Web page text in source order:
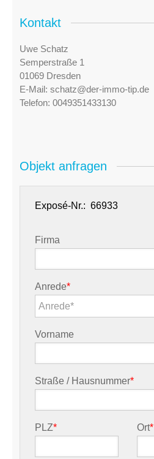
Kontakt
Uwe Schatz
Semperstraße 1
01069 Dresden
E-Mail: schatz@der-immo-tip.de
Telefon: 0049351433130
Objekt anfragen
Exposé-Nr.:
Firma
Anrede*
Anrede*
Vorname
Straße / Hausnummer*
PLZ* Ort*